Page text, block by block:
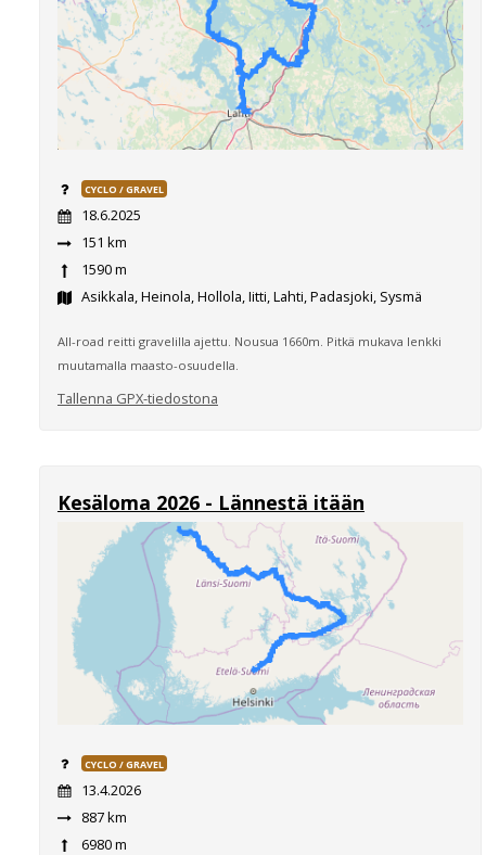
CYCLO / GRAVEL
18.6.2025
151 km
1590 m
Asikkala, Heinola, Hollola, Iitti, Lahti, Padasjoki, Sysmä
All-road reitti gravelilla ajettu. Nousua 1660m. Pitkä mukava lenkki
muutamalla maasto-osuudella.
Tallenna GPX-tiedostona
Kesäloma 2026 - Lännestä itään
CYCLO / GRAVEL
13.4.2026
887 km
6980 m